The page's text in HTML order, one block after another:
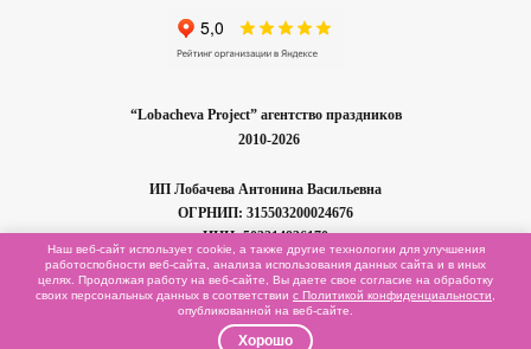
“Lobacheva Project” агентство праздников
2010-2026
ИП Лобачева Антонина Васильевна
ОГРНИП: 315503200024676
ИНН: 503214936170
Карта сайта
Наш веб-сайт использует cookie, а также другие технологии для улучшения
работоспобности веб-сайта,
анализа использования данных сайта и в иных
целях. Продолжая работу на веб-сайте,
Вы даете свое согласие на обработку
своих персональных данных в соответствии с Политикой конфиденциальности
опубликованной на веб-сайте.
Хорошо